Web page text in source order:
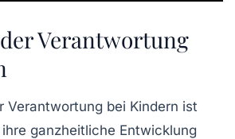
Verantwortung
Verantwortung bei Kindern ist
ganzheitliche Entwicklung